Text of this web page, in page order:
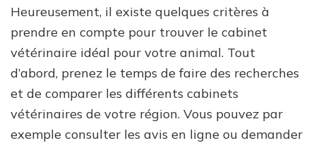
Heureusement, il existe quelques critères à
prendre en compte pour trouver le cabinet
vétérinaire idéal pour votre animal. Tout
d’abord, prenez le temps de faire des recherches
et de comparer les différents cabinets
vétérinaires de votre région. Vous pouvez par
exemple consulter les avis en ligne ou demander